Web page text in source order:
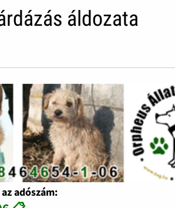
áldozata
adószám: